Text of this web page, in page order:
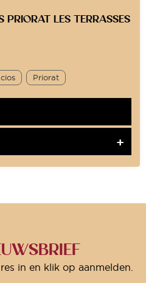
PRIORAT LES TERRASSES
Priorat
in en klik op aanmelden.